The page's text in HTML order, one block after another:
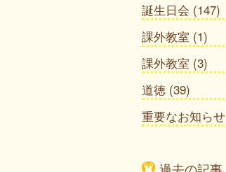
誕生日会 (147)
課外教室 (1)
課外教室 (3)
道徳 (39)
重要なお知らせ